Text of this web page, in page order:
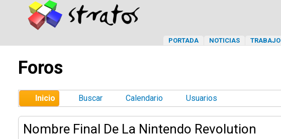
PORTADA NOTICIAS TRABAJO
Foros
Inicio Buscar Calendario Usuarios
Nombre Final De La Nintendo Revolution